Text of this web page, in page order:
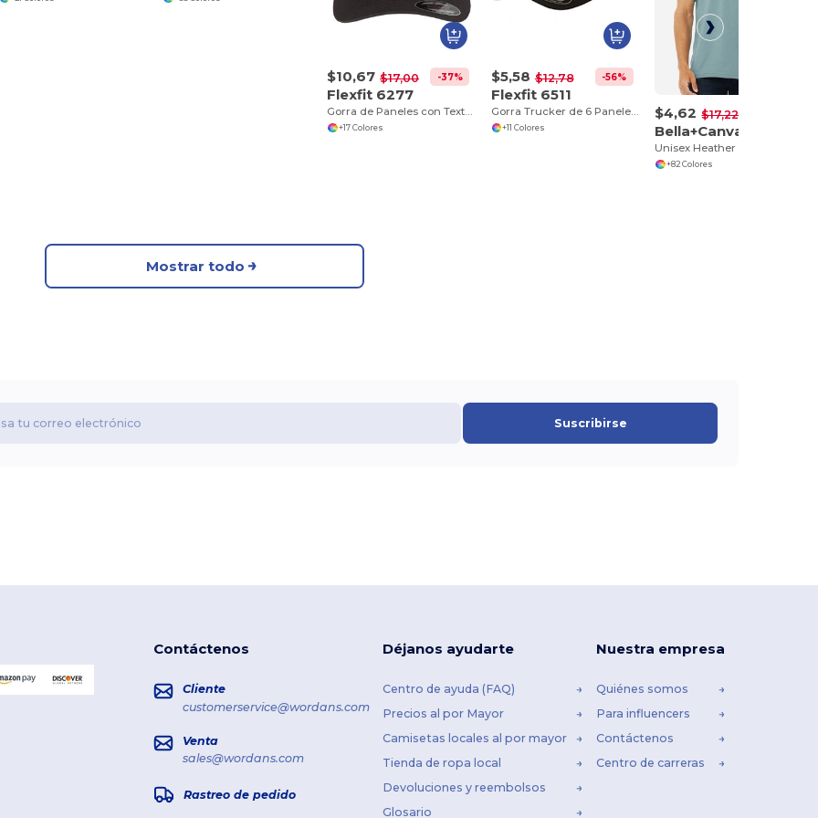
$10,67 $17,00 -37%
Flexfit 6277
Gorra de Paneles con Textura de Lana
+17 Colores
$5,58 $12,78 -56%
Flexfit 6511
Gorra Trucker de 6 Paneles con Malla y Estilo
+11 Colores
$4,62 $17,22
Unisex Heather T-Shirt
+82 Colores
Mostrar todo
Suscribirse
Contáctenos
Cliente
customerservice@wordans.com
Venta
sales@wordans.com
Rastreo de pedido
Déjanos ayudarte
Centro de ayuda (FAQ)
Precios al por Mayor
Camisetas locales al por mayor
Tienda de ropa local
Devoluciones y reembolsos
Glosario
Nuestra empresa
Quiénes somos
Para influencers
Contáctenos
Centro de carreras